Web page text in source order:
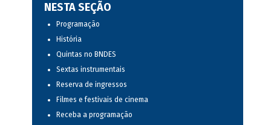
NESTA SEÇÃO
Programação
História
Quintas no BNDES
Sextas instrumentais
Reserva de ingressos
Filmes e festivais de cinema
Receba a programação